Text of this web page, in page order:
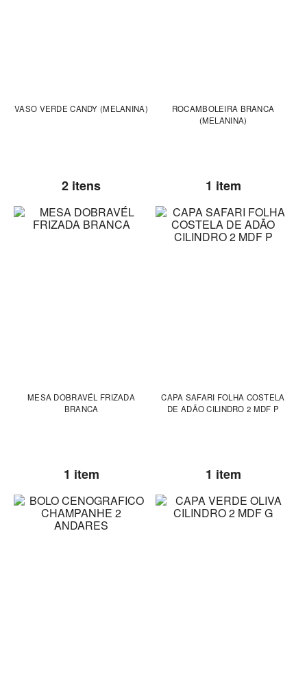
VASO VERDE CANDY (MELANINA)
2 itens
ROCAMBOLEIRA BRANCA
(MELANINA)
1 item
MESA DOBRAVÉL FRIZADA
BRANCA
1 item
CAPA SAFARI FOLHA COSTELA
DE ADÃO CILINDRO 2 MDF P
1 item